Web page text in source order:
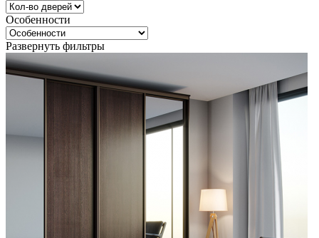
Особенности
Развернуть фильтры